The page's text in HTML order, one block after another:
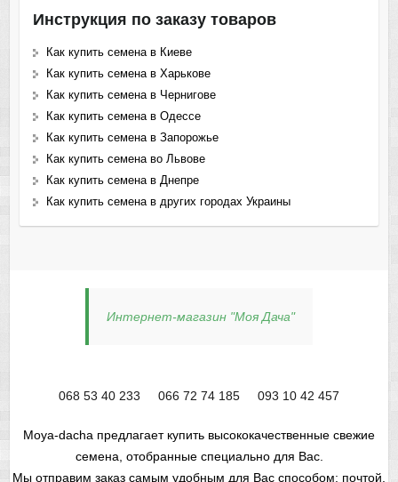
Инструкция по заказу товаров
Как купить семена в Киеве
Как купить семена в Харькове
Как купить семена в Чернигове
Как купить семена в Одессе
Как купить семена в Запорожье
Как купить семена во Львове
Как купить семена в Днепре
Как купить семена в других городах Украины
Интернет-магазин "Моя Дача"
068 53 40 233 066 72 74 185 093 10 42 457
Moya-dacha предлагает купить высококачественные свежие
семена, отобранные специально для Вас.
Мы отправим заказ самым удобным для Вас способом: почтой,